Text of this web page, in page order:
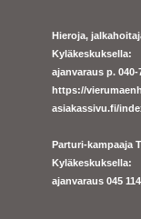
Hieroja,
Kyläkeskuksella:
ajanvaraus p.
https://
asiakassivu.fi/
Parturi-kampaaja
Kyläkeskuksella:
ajanvaraus 045